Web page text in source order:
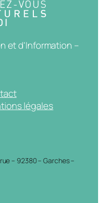
et d'Information –
légales
– 92380 – Garches –